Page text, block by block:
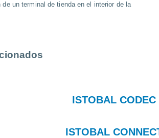
un terminal de tienda en el interior de la
ISTOBAL CODEC
ISTOBAL